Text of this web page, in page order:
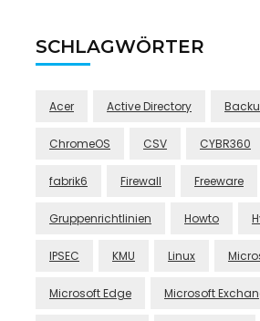
SCHLAGWÖRTER
Acer Active Directory
ChromeOS CSV CYBR360
fabrik6 Firewall Freeware
Gruppenrichtlinien Howto
IPSEC KMU Linux
Microsoft Edge Microsoft